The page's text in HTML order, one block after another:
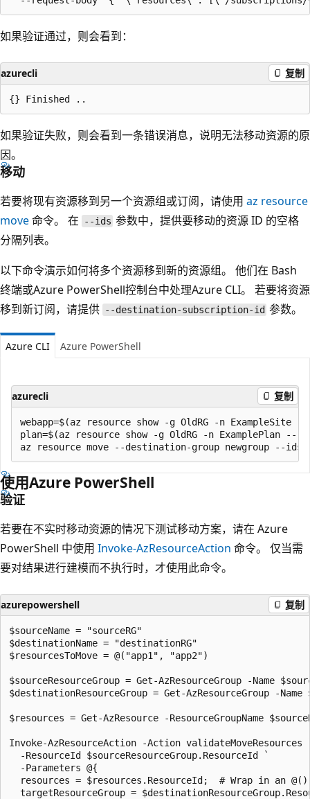
如果验证通过，则会看到：
azurecli 复制
如果验证失败，则会看到一条错误消息，说明无法移动资源的原
因。
移动
若要将现有资源移到另一个资源组或订阅，请使用 az resource
move命令。 在 --ids 参数中，提供要移动的资源 ID 的空格
分隔列表。
以下命令演示如何将多个资源移到新的资源组。 他们在 Bash
终端或Azure PowerShell控制台中处理Azure CLI。 若要将资源
移到新订阅，请提供 --destination-subscription-id 参数。
Azure CLI Azure PowerShell
azurecli 复制
webapp=$(az resource show -g OldRG -n
plan=$(az resource show -g OldRG -n ExamplePlan
使用Azure PowerShell
验证
若要在不实时移动资源的情况下测试移动方案，请在 Azure
PowerShell 中使用 Invoke-AzResourceAction 命令。 仅当需
要对结果进行建模而不执行时，才使用此命令。
azurepowershell 复制
$sourceName = "sourceRG"
$destinationName = "destinationRG"
$resourcesToMove = @("app1", "app2")
$sourceResourceGroup = Get-AzResourceGroup -Name
$destinationResourceGroup = Get-AzResourceGroup -Name
$resources = Get-AzResource -ResourceGroupName
Invoke-AzResourceAction -Action validateMoveResources
  -ResourceId $sourceResourceGroup.ResourceId `
  -Parameters @{
resources = $resources.ResourceId;  # Wrap in an
targetResourceGroup =